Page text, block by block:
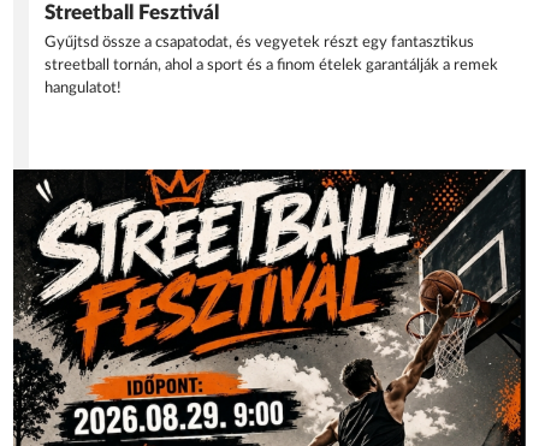
Streetball Fesztivál
Gyűjtsd össze a csapatodat, és vegyetek részt egy fantasztikus
streetball tornán, ahol a sport és a finom ételek garantálják a remek
hangulatot!